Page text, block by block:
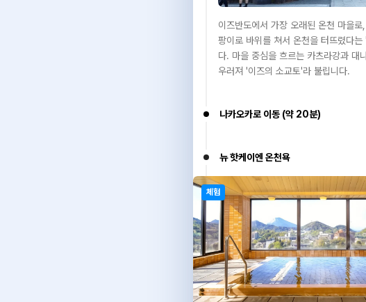
이즈반도에서 가장 오래된 온천 마을
팡이로 바위를 쳐서 온천을 터뜨렸다
다. 마을 중심을 흐르는 카츠라강과 대
우러져 '이즈의 소교토'라 불립니다.
나카오카로 이동 (약 20분)
뉴 핫케이엔 온천욕
체험